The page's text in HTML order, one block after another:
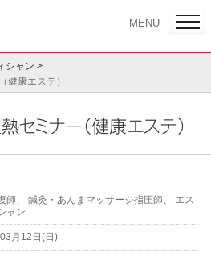
MENU
シャン
健康エステ）
セミナー（健康エステ）
師、 鍼灸・あんまマッサージ指圧師、
エス
ャン
月12日(日)